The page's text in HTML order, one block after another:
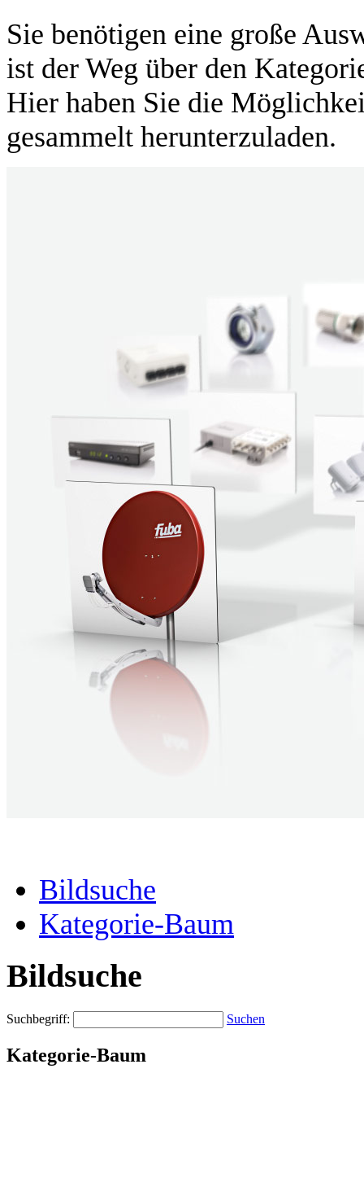
Sie benötigen eine große
ist der Weg über den
Hier haben Sie die
gesammelt herunterzuladen.
Bildsuche
Kategorie-Baum
Bildsuche
Suchbegriff: Suchen
Kategorie-Baum